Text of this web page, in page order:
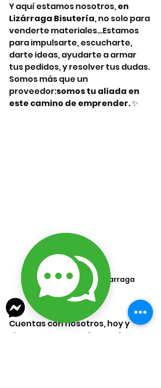
Y aquí estamos nosotros, en
Lizárraga Bisutería, no solo para
venderte materiales…Estamos
para impulsarte, escucharte,
darte ideas, ayudarte a armar
tus pedidos, y resolver tus dudas.
Somos más que un
proveedor:somos tu aliada en
este camino de emprender. ✨
Un dia de clases en Lizarraga
Bisuteria
Cuentas con nosotros, hoy y
siempre.Porque sabemos lo que